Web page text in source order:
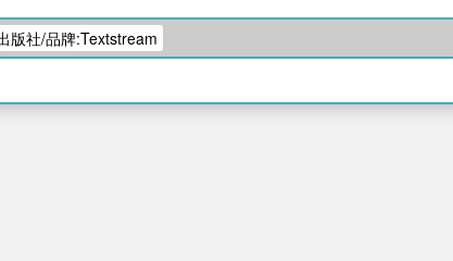
版社/品牌:Textstream